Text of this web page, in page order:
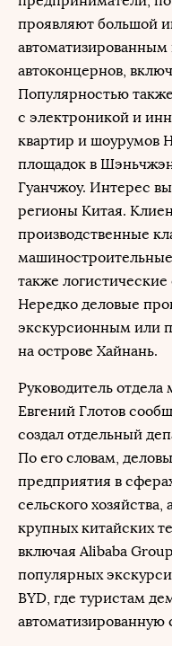
проявляют большой
автоматизированным
автоконцернов,
Популярностью
с электроникой и
квартир и шоурумов
площадок в
Гуанчжоу. Интерес
регионы Китая.
производственные
также
Нередко деловые
экскурсионным или
на острове Хайнань.
Руководитель
Евгений Глотов
создал отдельный
По его словам,
предприятия в
сельского
крупных китайских
включая Alibaba
популярных
BYD, где туристам
автоматизированную